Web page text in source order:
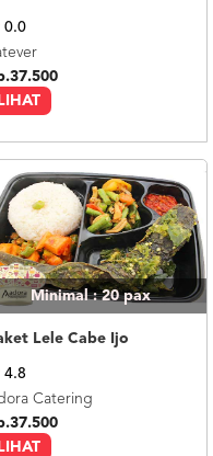
LIHAT
0.0
Minimal : 20pax
Lele Cabe Ijo
LIHAT
4.8
Catering